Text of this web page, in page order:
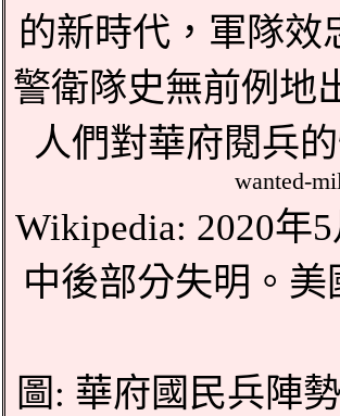
的新時代，軍隊效
警衛隊史無前例地
人們對華府閱兵
wanted-
Wikipedia: 2020年
中後部分失明。
圖: 華府國民兵陣